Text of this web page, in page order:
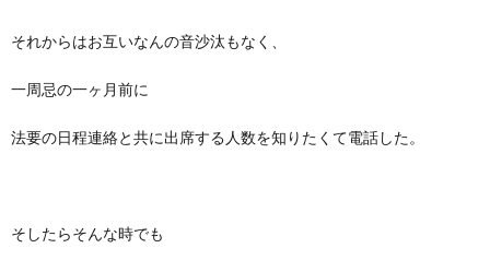
それからはお互いなんの音沙汰もなく、
一周忌の一ヶ月前に
法要の日程連絡と共に出席する人数を知りたくて電話した。
そしたらそんな時でも